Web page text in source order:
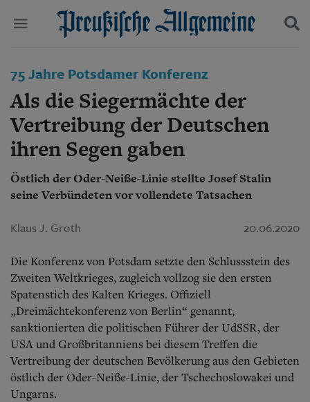
Start
Wer wir sind
Aktuelle Ausgabe
Abonnenten-Login
Abonnent werden
Abo Prämien
Archiv
Mediadaten
Politik
Wirtschaft
Panorama
Gesellschaft
Leben
Geschichte
Ostpreußen
Pommern
Bücher
Suchen und finden
75 Jahre Potsdamer Konferenz
Als die Siegermächte der
Vertreibung der Deutschen
ihren Segen gaben
Östlich der Oder-Neiße-Linie stellte Josef Stalin
seine Verbündeten vor vollendete Tatsachen
Klaus J. Groth 20.06.2020
Die Konferenz von Potsdam setzte den Schlussstein des
Zweiten Weltkrieges, zugleich vollzog sie den ersten
Spatenstich des Kalten Krieges. Offiziell
„Dreimächtekonferenz von Berlin“ genannt,
sanktionierten die politischen Führer der UdSSR, der
USA und Großbritanniens bei diesem Treffen die
Vertreibung der deutschen Bevölkerung aus den Gebieten
östlich der Oder-Neiße-Linie, der Tschechoslowakei und
Ungarns.